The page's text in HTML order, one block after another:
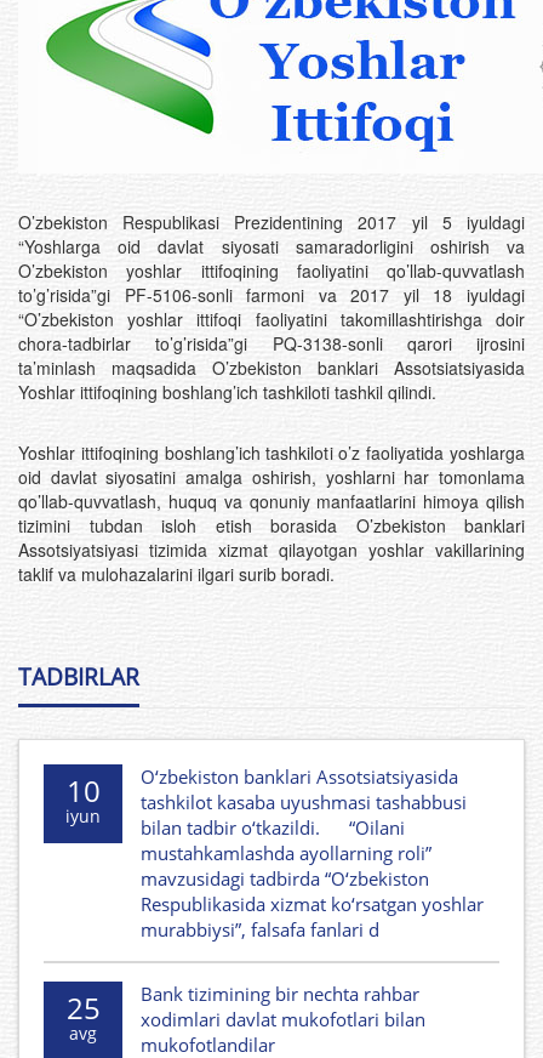
O’zbekiston Respublikasi Prezidentining 2017 yil 5 iyuldagi
“Yoshlarga oid davlat siyosati samaradorligini oshirish va
O’zbekiston yoshlar ittifoqining faoliyatini qo’llab-quvvatlash
to’g’risida”gi PF-5106-sonli farmoni va 2017 yil 18 iyuldagi
“O’zbekiston yoshlar ittifoqi faoliyatini takomillashtirishga doir
chora-tadbirlar to’g’risida”gi PQ-3138-sonli qarori ijrosini
ta’minlash maqsadida O’zbekiston banklari Assotsiatsiyasida
Yoshlar ittifoqining boshlang’ich tashkiloti tashkil qilindi.
Yoshlar ittifoqining boshlang’ich tashkiloti o’z faoliyatida yoshlarga
oid davlat siyosatini amalga oshirish, yoshlarni har tomonlama
qo’llab-quvvatlash, huquq va qonuniy manfaatlarini himoya qilish
tizimini tubdan isloh etish borasida O’zbekiston banklari
Assotsiyatsiyasi tizimida xizmat qilayotgan yoshlar vakillarining
taklif va mulohazalarini ilgari surib boradi.
TADBIRLAR
10
iyun
O‘zbekiston banklari Assotsiatsiyasida
tashkilot kasaba uyushmasi tashabbusi
bilan tadbir o‘tkazildi. “Oilani
mustahkamlashda ayollarning roli”
mavzusidagi tadbirda “O‘zbekiston
Respublikasida xizmat ko‘rsatgan yoshlar
murabbiysi”, falsafa fanlari d
25
avg
Bank tizimining bir nechta rahbar
xodimlari davlat mukofotlari bilan
mukofotlandilar